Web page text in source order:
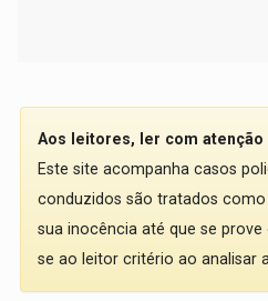
Aos leitores, ler com atenção
Este site acompanha casos
conduzidos são tratados
sua inocência até que se
se ao leitor critério ao analisar